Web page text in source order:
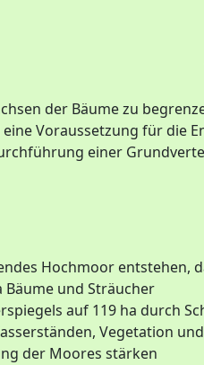
der Bäume zu
Voraussetzung für die
einer
Hochmoor
Bäume und Sträucher
auf 119 ha durch
Vegetation
der Moores stärken